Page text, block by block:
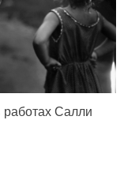
Салли